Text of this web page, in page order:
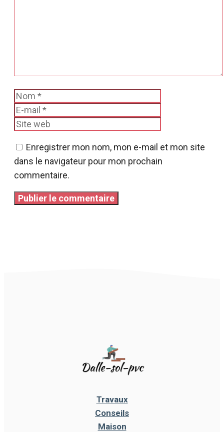
Nom
Enregistrer mon nom, mon e-mail et mon site
dans le navigateur pour mon prochain
commentaire.
Travaux
Conseils
Maison